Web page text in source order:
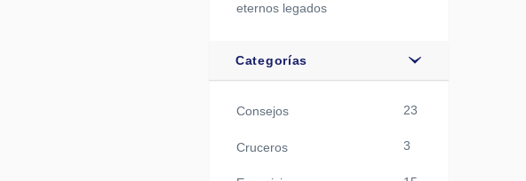
eternos legados
Categorías
Consejos 23
Cruceros 3